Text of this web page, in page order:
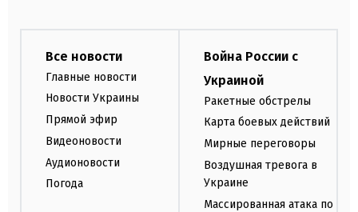
Все новости
Главные новости
Новости Украины
Прямой эфир
Видеоновости
Аудионовости
Погода
Война России с
Украиной
Ракетные обстрелы
Карта боевых действий
Мирные переговоры
Воздушная тревога в
Украине
Массированная атака по